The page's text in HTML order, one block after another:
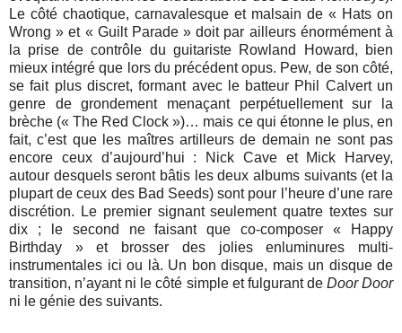
Le côté chaotique, carnavalesque et malsain de « Hats on
Wrong » et « Guilt Parade » doit par ailleurs énormément à
la prise de contrôle du guitariste Rowland Howard, bien
mieux intégré que lors du précédent opus. Pew, de son côté,
se fait plus discret, formant avec le batteur Phil Calvert un
genre de grondement menaçant perpétuellement sur la
brèche (« The Red Clock »)… mais ce qui étonne le plus, en
fait, c’est que les maîtres artilleurs de demain ne sont pas
encore ceux d’aujourd’hui : Nick Cave et Mick Harvey,
autour desquels seront bâtis les deux albums suivants (et la
plupart de ceux des Bad Seeds) sont pour l’heure d’une rare
discrétion. Le premier signant seulement quatre textes sur
dix ; le second ne faisant que co-composer « Happy
Birthday » et brosser des jolies enluminures multi-
instrumentales ici ou là. Un bon disque, mais un disque de
transition, n’ayant ni le côté simple et fulgurant de Door Door
ni le génie des suivants.